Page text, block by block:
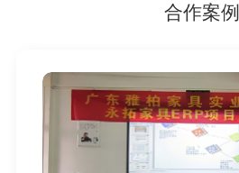
合作案例